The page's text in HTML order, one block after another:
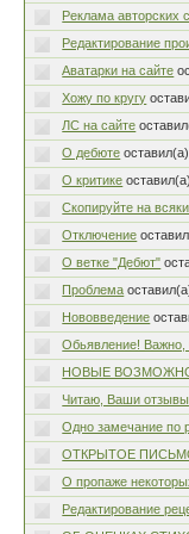
Реклама авторских
Редактирование
Аватарки на сайте
Хожу по кругу
ЛС на сайте
О дебюте
О критике
Скопируйте на
Отключение
О ветке "Дебют"
Проблема
Нововведение
Обьявление! Важно,
НОВЫЕ
Читаю, Ваши
Одно замечание по
ОТКРЫТОЕ
О пропаже
Редактирование